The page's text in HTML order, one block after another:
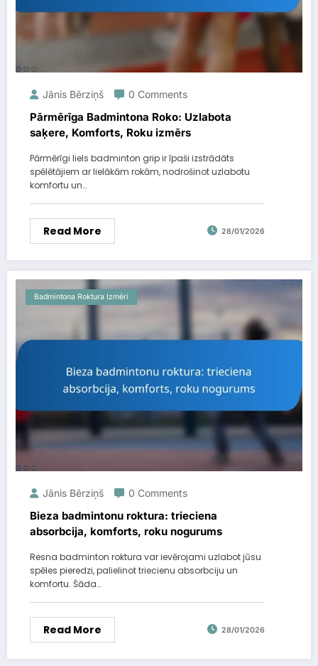
Jānis Bērziņš 0 Comments
Pārmērīga Badmintona Roko: Uzlabota
saķere, Komforts, Roku izmērs
Pārmērīgi liels badminton grip ir īpaši izstrādāts
spēlētājiem ar lielākām rokām, nodrošinot uzlabotu
komfortu un…
Read More 28/01/2026
Badmintona Roktura Izmēri
Jānis Bērziņš 0 Comments
Bieza badmintonu roktura: trieciena
absorbcija, komforts, roku nogurums
Resna badminton roktura var ievērojami uzlabot jūsu
spēles pieredzi, palielinot triecienu absorbciju un
komfortu. Šāda…
Read More 28/01/2026